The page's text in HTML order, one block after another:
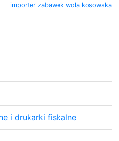
importer zabawek wola kosowska
i drukarki fiskalne